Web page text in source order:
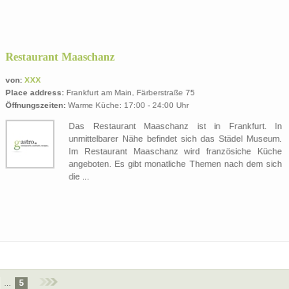
Restaurant Maaschanz
von: XXX
Place address: Frankfurt am Main, Färberstraße 75
Öffnungszeiten: Warme Küche: 17:00 - 24:00 Uhr
Das Restaurant Maaschanz ist in Frankfurt. In
unmittelbarer Nähe befindet sich das Städel Museum.
Im Restaurant Maaschanz wird französiche Küche
angeboten. Es gibt monatliche Themen nach dem sich
die ...
5